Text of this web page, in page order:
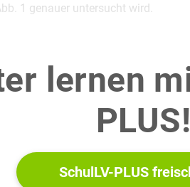
1 genauer untersucht wird.
von Blei für die im
lernen
PLUS!
SchulLV-PLUS